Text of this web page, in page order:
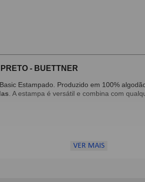
- BUETTNER
Estampado. Produzido em 100%
. A estampa é versátil e combina com
VER MAIS